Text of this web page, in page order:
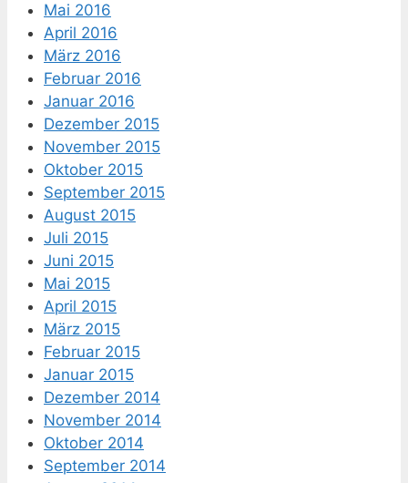
Mai 2016
April 2016
März 2016
Februar 2016
Januar 2016
Dezember 2015
November 2015
Oktober 2015
September 2015
August 2015
Juli 2015
Juni 2015
Mai 2015
April 2015
März 2015
Februar 2015
Januar 2015
Dezember 2014
November 2014
Oktober 2014
September 2014